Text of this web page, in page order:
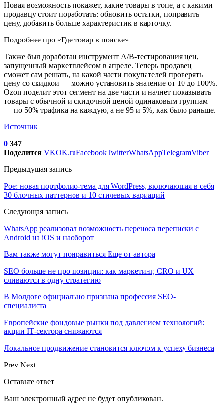
Новая возможность покажет, какие товары в топе, а с какими
продавцу стоит поработать: обновить остатки, поправить
цену, добавить больше характеристик в карточку.
Подробнее про «Где товар в поиске»
Также был доработан инструмент A/B-тестирования цен,
запущенный маркетплейсом в апреле. Теперь продавец
сможет сам решать, на какой части покупателей проверять
цену со скидкой — можно установить значение от 10 до 100%.
Ozon поделит этот сегмент на две части и начнет показывать
товары с обычной и скидочной ценой одинаковым группам
— по 50% трафика на каждую, а не 95 и 5%, как было раньше.
Источник
0 347
Поделится VKOK.ruFacebookTwitterWhatsAppTelegramViber
Предыдущая запись
Poe: новая портфолио-тема для WordPress, включающая в себя
30 блочных паттернов и 10 стилевых вариаций
Следующая запись
WhatsApp реализовал возможность переноса переписки с
Android на iOS и наоборот
Вам также могут понравиться Еще от автора
SEO больше не про позиции: как маркетинг, CRO и UX
сливаются в одну стратегию
В Молдове официально признана профессия SEO-
специалиста
Европейские фондовые рынки под давлением технологий:
акции IT‑сектора снижаются
Локальное продвижение становится ключом к успеху бизнеса
Prev Next
Оставьте ответ
Ваш электронный адрес не будет опубликован.